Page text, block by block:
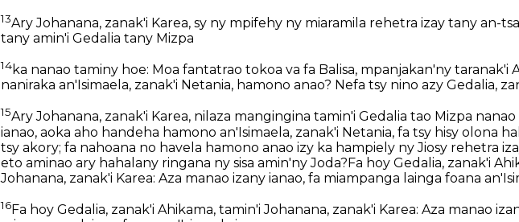
13Ary Johanana, zanak'i Karea, sy ny mpifehy ny miaramila rehetra izay tany an-
tany amin'i Gedalia tany Mizpa
14ka nanao taminy hoe: Moa fantatrao tokoa va fa Balisa, mpanjakan'ny taranak'i
naniraka an'Isimaela, zanak'i Netania, hamono anao? Nefa tsy nino azy Gedalia,
15Ary Johanana, zanak'i Karea, nilaza mangingina tamin'i Gedalia tao Mizpa nanao
ianao, aoka aho handeha hamono an'Isimaela, zanak'i Netania, fa tsy hisy olona
tsy akory; fa nahoana no havela hamono anao izy ka hampiely ny Jiosy rehetra
eto aminao ary hahalany ringana ny sisa amin'ny Joda?Fa hoy Gedalia, zanak'i
Johanana, zanak'i Karea: Aza manao izany ianao, fa miampanga lainga foana
16Fa hoy Gedalia, zanak'i Ahikama, tamin'i Johanana, zanak'i Karea: Aza manao